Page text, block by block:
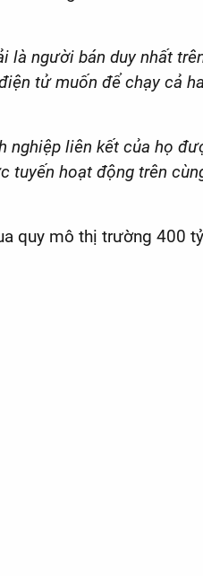
là người bán duy nhất
tử muốn để chạy cả
liên kết của họ
tuyến hoạt động trên
mô thị trường 400